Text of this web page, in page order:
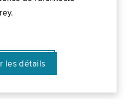
les détails